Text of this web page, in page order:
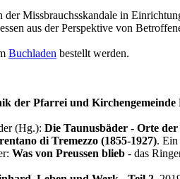
der Missbrauchsskandale in
aus der Perspektive von
Buchladen bestellt werden.
der Pfarrei und Kirchengemeinde
(Hg.): Die Taunusbäder - Orte
di Tremezzo (1855-1927). Ein
Was von Preussen blieb - das